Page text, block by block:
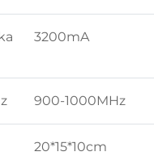
3200mA
900-1000MHz
20*15*10cm